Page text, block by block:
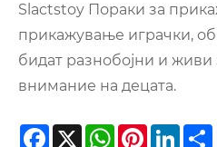
Slactstoy Пораки за
прикажување играчки,
бидат разнобојни и живи
внимание на децата.
Facebook
X WhatsApp
Pinterest